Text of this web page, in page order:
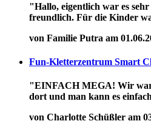
"Hallo, eigentlich war es
freundlich. Für die Kinder
von Familie Putra am
Fun-Kletterzentrum Smart
"EINFACH MEGA! Wir
dort und man kann es
von Charlotte Schüßler am